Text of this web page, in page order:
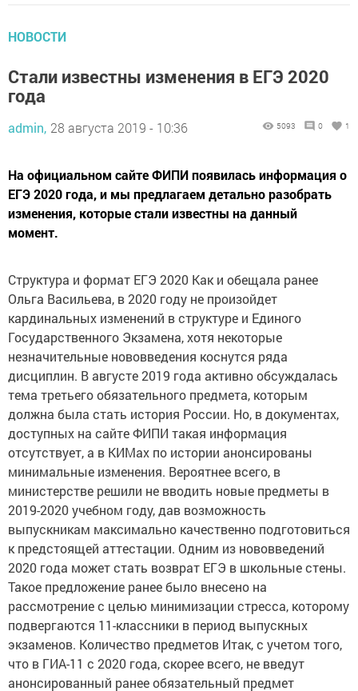
НОВОСТИ
Стали известны изменения в ЕГЭ 2020
года
admin, 28 августа 2019 - 10:36 5093 0 1
На официальном сайте ФИПИ появилась информация о
ЕГЭ 2020 года, и мы предлагаем детально разобрать
изменения, которые стали известны на данный
момент.
Структура и формат ЕГЭ 2020 Как и обещала ранее
Ольга Васильева, в 2020 году не произойдет
кардинальных изменений в структуре и Единого
Государственного Экзамена, хотя некоторые
незначительные нововведения коснутся ряда
дисциплин. В августе 2019 года активно обсуждалась
тема третьего обязательного предмета, которым
должна была стать история России. Но, в документах,
доступных на сайте ФИПИ такая информация
отсутствует, а в КИМах по истории анонсированы
минимальные изменения. Вероятнее всего, в
министерстве решили не вводить новые предметы в
2019-2020 учебном году, дав возможность
выпускникам максимально качественно подготовиться
к предстоящей аттестации. Одним из нововведений
2020 года может стать возврат ЕГЭ в школьные стены.
Такое предложение ранее было внесено на
рассмотрение с целью минимизации стресса, которому
подвергаются 11-классники в период выпускных
экзаменов. Количество предметов Итак, с учетом того,
что в ГИА-11 с 2020 года, скорее всего, не введут
анонсированный ранее обязательный предмет